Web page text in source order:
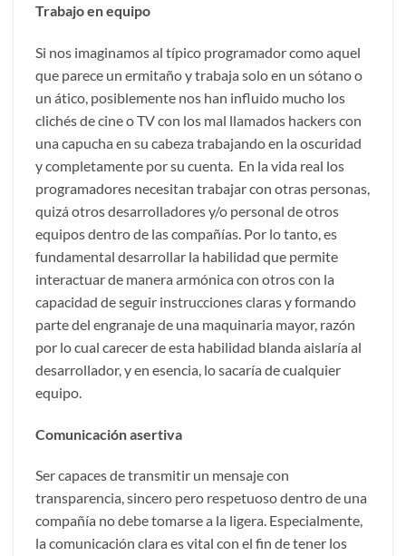
Trabajo en equipo
Si nos imaginamos al típico programador como aquel
que parece un ermitaño y trabaja solo en un sótano o
un ático, posiblemente nos han influido mucho los
clichés de cine o TV con los mal llamados hackers con
una capucha en su cabeza trabajando en la oscuridad
y completamente por su cuenta. En la vida real los
programadores necesitan trabajar con otras personas,
quizá otros desarrolladores y/o personal de otros
equipos dentro de las compañías. Por lo tanto, es
fundamental desarrollar la habilidad que permite
interactuar de manera armónica con otros con la
capacidad de seguir instrucciones claras y formando
parte del engranaje de una maquinaria mayor, razón
por lo cual carecer de esta habilidad blanda aislaría al
desarrollador, y en esencia, lo sacaría de cualquier
equipo.
Comunicación asertiva
Ser capaces de transmitir un mensaje con
transparencia, sincero pero respetuoso dentro de una
compañía no debe tomarse a la ligera. Especialmente,
la comunicación clara es vital con el fin de tener los